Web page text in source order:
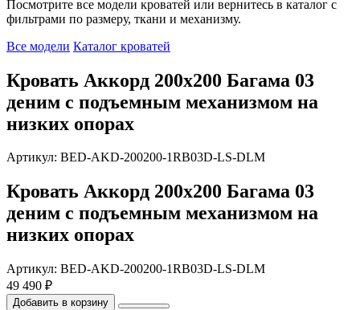
Посмотрите все модели кроватей или вернитесь в каталог с
фильтрами по размеру, ткани и механизму.
Все модели Каталог кроватей
Кровать Аккорд 200х200 Багама 03
деним с подъемным механизмом на
низких опорах
Артикул: BED-AKD-200200-1RB03D-LS-DLM
Кровать Аккорд 200х200 Багама 03
деним с подъемным механизмом на
низких опорах
Артикул: BED-AKD-200200-1RB03D-LS-DLM
49 490 ₽
Добавить в корзину